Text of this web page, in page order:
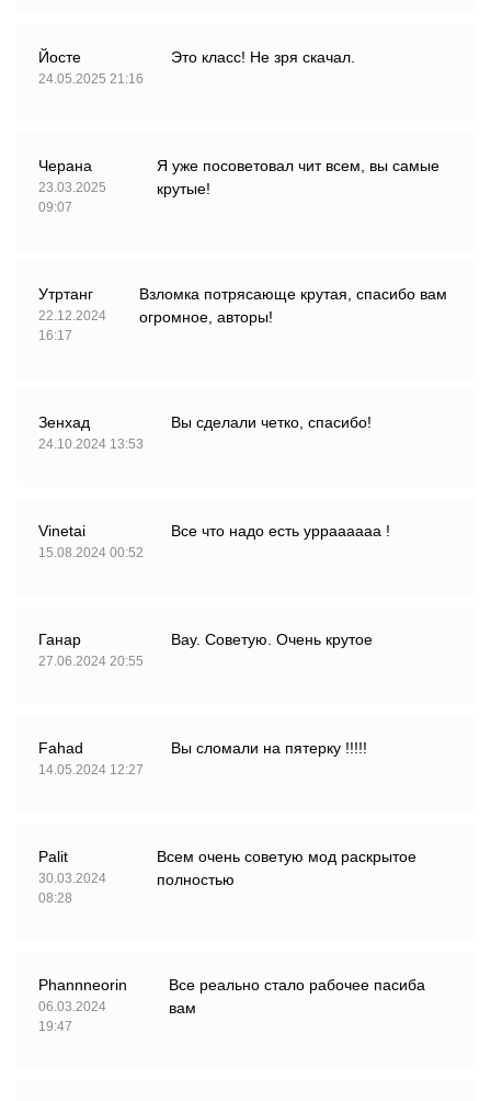
Йосте
24.05.2025 21:16
Это класс! Не зря скачал.
Черана
23.03.2025
09:07
Я уже посоветовал чит всем, вы самые
крутые!
Утртанг
22.12.2024
16:17
Взломка потрясающе крутая, спасибо вам
огромное, авторы!
Зенхад
24.10.2024 13:53
Вы сделали четко, спасибо!
Vinetai
15.08.2024 00:52
Все что надо есть урраааааа !
Ганар
27.06.2024 20:55
Вау. Советую. Очень крутое
Fahad
14.05.2024 12:27
Вы сломали на пятерку !!!!!
Palit
30.03.2024
08:28
Всем очень советую мод раскрытое
полностью
Phannneorin
06.03.2024
19:47
Все реально стало рабочее пасиба
вам